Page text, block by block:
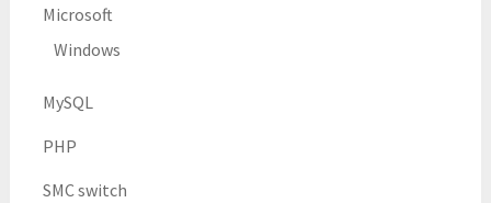
Microsoft
Windows
MySQL
PHP
SMC switch